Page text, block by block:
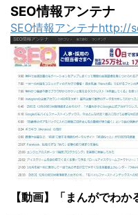
SEO情報アンテナ
SEO情報アンテナhttp://
【動画】「まんがでわか